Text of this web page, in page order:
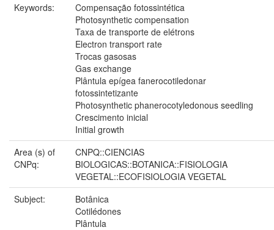
Keywords:
Compensação fotossintética
Photosynthetic compensation
Taxa de transporte de elétrons
Electron transport rate
Trocas gasosas
Gas exchange
Plântula epígea fanerocotiledonar
fotossintetizante
Photosynthetic phanerocotyledonous seedling
Crescimento inicial
Initial growth
Area (s) of
CNPq:
CNPQ::CIENCIAS
BIOLOGICAS::BOTANICA::FISIOLOGIA
VEGETAL::ECOFISIOLOGIA VEGETAL
Subject:
Botânica
Cotilédones
Plântula